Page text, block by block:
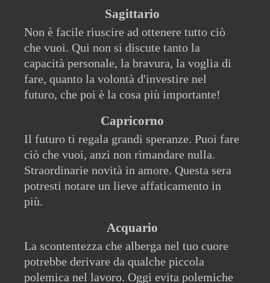
Sagittario
Non è facile riuscire ad ottenere tutto ciò
che vuoi. Qui non si discute tanto la
capacità personale, la bravura, la voglia di
fare, quanto la volontà d'investire nel
futuro, che poi è la cosa più importante!
Capricorno
Il futuro ti regala grandi speranze. Puoi fare
ciò che vuoi, anzi non rimandare nulla.
Straordinarie novità in amore. Questa sera
potresti notare un lieve affaticamento in
più.
Acquario
La scontentezza che alberga nel tuo cuore
potrebbe derivare da qualche piccola
polemica nel lavoro. Oggi evita polemiche